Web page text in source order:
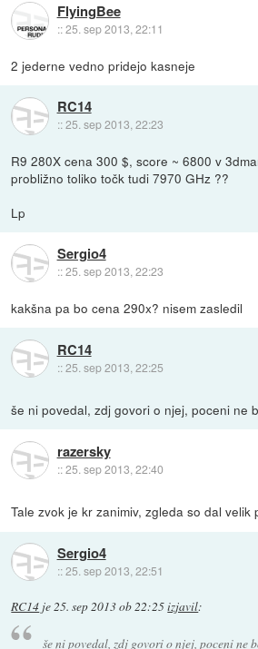
FlyingBee
::25. sep 2013, 22:11
2 jederne vedno pridejo kasneje
RC14
::25. sep 2013, 22:23
R9 280X cena 300 $, score ~ 6800 v
probližno toliko točk tudi 7970 GHz ??
Lp
Sergio4
::25. sep 2013, 22:23
kakšna pa bo cena 290x? nisem zasledil
RC14
::25. sep 2013, 22:25
še ni povedal, zdj govori o njej, poceni ne
razersky
::25. sep 2013, 22:40
Tale zvok je kr zanimiv, zgleda so dal velik
Sergio4
::25. sep 2013, 22:51
RC14 je25. sep 2013 ob 22:25izjavil:
še ni povedal, zdj govori o njej, poceni ne